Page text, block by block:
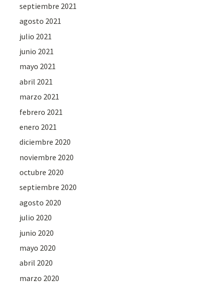
septiembre 2021
agosto 2021
julio 2021
junio 2021
mayo 2021
abril 2021
marzo 2021
febrero 2021
enero 2021
diciembre 2020
noviembre 2020
octubre 2020
septiembre 2020
agosto 2020
julio 2020
junio 2020
mayo 2020
abril 2020
marzo 2020